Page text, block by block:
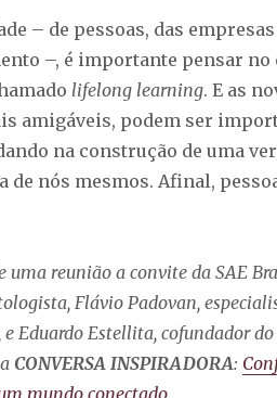
– de pessoas, das empresas
–, é importante pensar no
lifelong learning. E as
amigáveis, podem ser
na construção de uma
de nós mesmos. Afinal,
reunião a convite da SAE
Flávio Padovan,
Eduardo Estellita, cofundador
CONVERSA INSPIRADORA: